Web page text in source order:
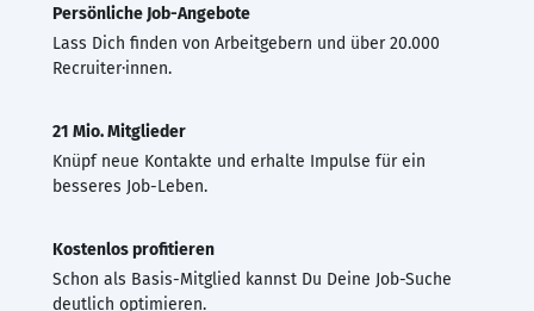
Persönliche Job-Angebote
Lass Dich finden von Arbeitgebern und über 20.000
Recruiter·innen.
21 Mio. Mitglieder
Knüpf neue Kontakte und erhalte Impulse für ein
besseres Job-Leben.
Kostenlos profitieren
Schon als Basis-Mitglied kannst Du Deine Job-Suche
deutlich optimieren.